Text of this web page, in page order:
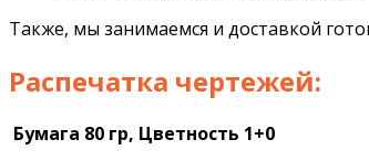
Также, мы занимаемся и доставкой
Распечатка чертежей:
Бумага 80 гр, Цветность 1+0